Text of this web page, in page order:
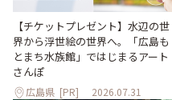
【チケットプレゼント】水辺の世
界から浮世絵の世界へ。「広島も
とまち水族館」ではじまるアート
さんぽ
広島県 [PR] 2026.07.31